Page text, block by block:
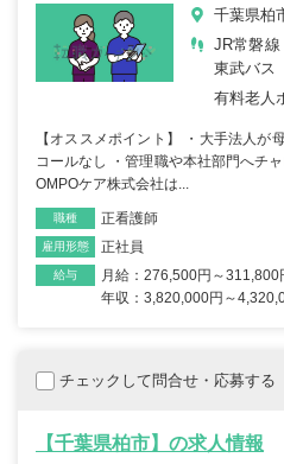
千葉県柏
JR常磐線
東武バス
有料老人
【オススメポイント】 ・大手法人が
コールなし ・管理職や本社部門へチ
OMPOケア株式会社は...
職種 正看護師
雇用形態 正社員
給与
月給：276,500円～311,800
年収：3,820,000円～
チェックして問合せ・応募する
【千葉県柏市】の求人情報